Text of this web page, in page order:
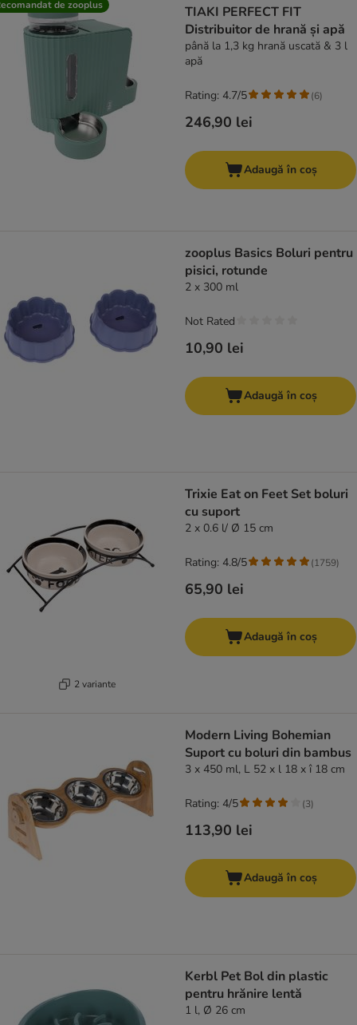
de zooplus
TIAKI PERFECT FIT
Distribuitor de hrană și apă
până la 1,3 kg hrană uscată & 3 l
apă
246,90 lei
Rating: 4.7/5 (6)
Adaugă în coș
zooplus Basics Boluri pentru
pisici, rotunde
2 x 300 ml
10,90 lei
Not Rated
Adaugă în coș
2 variante
Trixie Eat on Feet Set boluri
cu suport
2 x 0.6 l/ Ø 15 cm
65,90 lei
Rating: 4.8/5 (1759)
Adaugă în coș
Modern Living Bohemian
Suport cu boluri din bambus
3 x 450 ml, L 52 x l 18 x î 18 cm
113,90 lei
Rating: 4/5 (3)
Adaugă în coș
Kerbl Pet Bol din plastic
pentru hrănire lentă
1 l, Ø 26 cm